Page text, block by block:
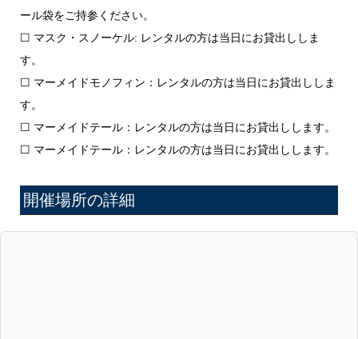
ール袋をご持参ください。
☐ マスク・スノーケル: レンタルの方は当日にお貸出ししま
す。
☐ マーメイドモノフィン：レンタルの方は当日にお貸出ししま
す。
☐ マーメイドテール：レンタルの方は当日にお貸出しします。
☐ マーメイドテール：レンタルの方は当日にお貸出しします。
開催場所の詳細